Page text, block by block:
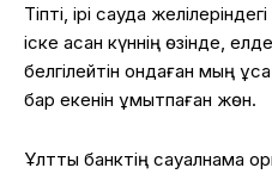
Тіпті, ірі сауда
іске асқан күннің өзінде,
белгілейтін ондаған мың
бар екенін ұмытпаған жөн.
Ұлттық банктің сауалнама